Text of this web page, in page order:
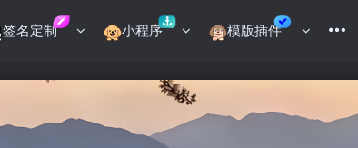
签名定制 小程序 模版插件